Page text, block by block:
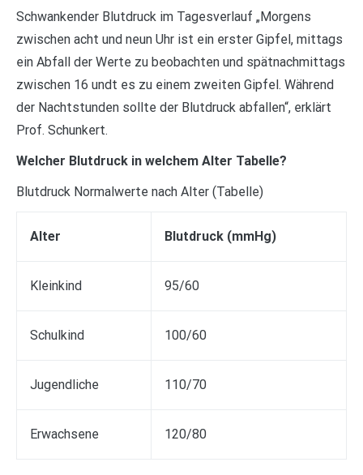
Schwankender Blutdruck im Tagesverlauf „Morgens
zwischen acht und neun Uhr ist ein erster Gipfel, mittags
ein Abfall der Werte zu beobachten und spätnachmittags
zwischen 16 undt es zu einem zweiten Gipfel. Während
der Nachtstunden sollte der Blutdruck abfallen“, erklärt
Prof. Schunkert.
Welcher Blutdruck in welchem Alter Tabelle?
Blutdruck Normalwerte nach Alter (Tabelle)
Alter Blutdruck (mmHg)
Kleinkind 95/60
Schulkind 100/60
Jugendliche 110/70
Erwachsene 120/80